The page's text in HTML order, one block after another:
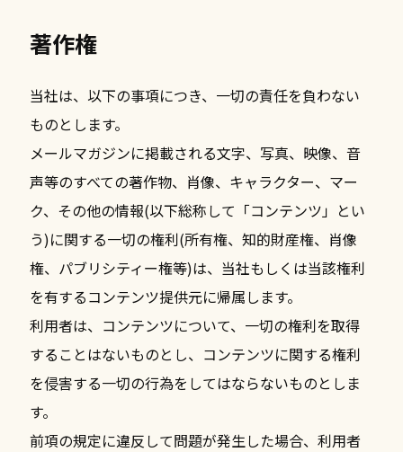
著作権
当社は、以下の事項につき、一切の責任を負わない
ものとします。
メールマガジンに掲載される文字、写真、映像、音
声等のすべての著作物、肖像、キャラクター、マー
ク、その他の情報(以下総称して「コンテンツ」とい
う)に関する一切の権利(所有権、知的財産権、肖像
権、パブリシティー権等)は、当社もしくは当該権利
を有するコンテンツ提供元に帰属します。
利用者は、コンテンツについて、一切の権利を取得
することはないものとし、コンテンツに関する権利
を侵害する一切の行為をしてはならないものとしま
す。
前項の規定に違反して問題が発生した場合、利用者